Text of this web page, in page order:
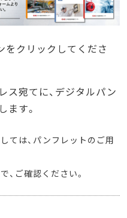
をクリックしてくださ
ス宛てに、デジタルパン
ます。
ては、パンフレットのご用
ご確認ください。